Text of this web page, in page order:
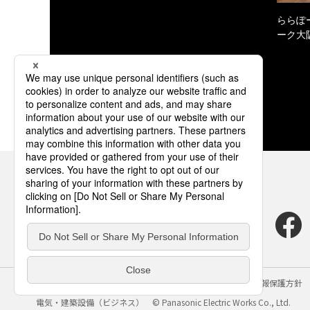
ららぽ
ーク大
サイトのご利用にあたって クッキーポリシー
個人情報保護方針
電気・建築設備（ビジネス）
© Panasonic Electric Works Co., Ltd.